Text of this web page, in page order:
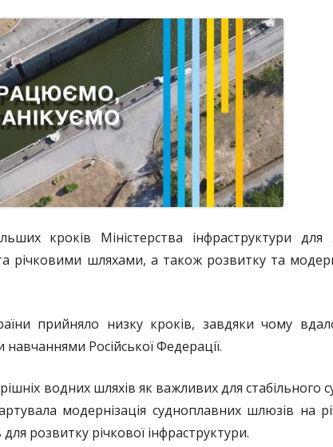
кроків Міністерства інфраструктури для
річковими шляхами, а також розвитку та
прийняло низку кроків, завдяки чому
Російської Федерації.
водних шляхів як важливих для стабільного
модернізація судноплавних шлюзів на
розвитку річкової інфраструктури.